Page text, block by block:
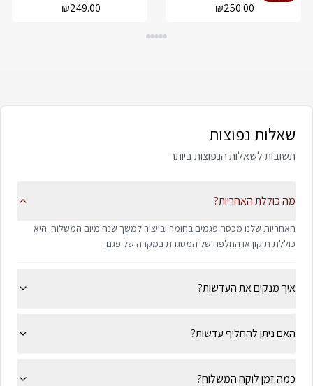
₪250.00
₪249.00
שאלות נפוצות
תשובות לשאלות הנפוצות ביותר
מה כוללת האחריות?
האחריות שלנו מכסה פגמים בחומר ובייצור למשך שנה מיום המשלוח. היא
כוללת תיקון או החלפה של המסגרת במקרה של פגם.
איך מנקים את העדשות?
האם ניתן להחליף עדשות?
כמה זמן לוקח המשלוח?